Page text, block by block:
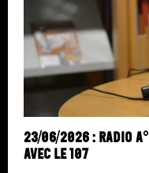
23/06/2026 : Radio
avec le 107